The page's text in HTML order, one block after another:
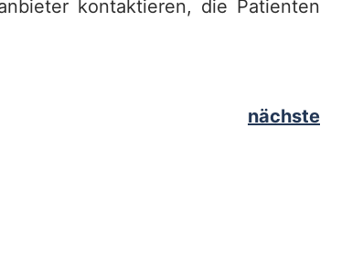
kontaktieren, die Patienten
nächste